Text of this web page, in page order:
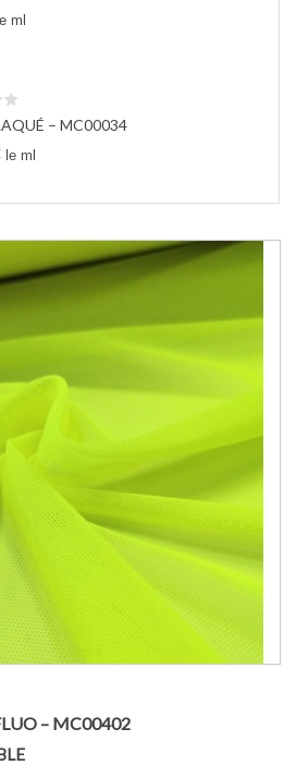
le ml
– MC00034
le ml
– MC00402